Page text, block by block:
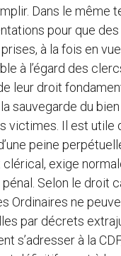
Dans le même
pour que
à la fois en
à l’égard des
leur droit
sauvegarde du bien
victimes. Il est utile
peine
clérical, exige
Selon le droit
Ordinaires ne
par décrets
s’adresser à la